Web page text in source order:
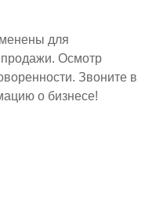
для
Осмотр
Звоните в
о бизнесе!